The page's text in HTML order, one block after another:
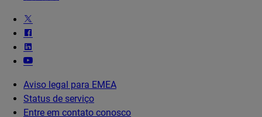
Aviso legal para EMEA
Status de serviço
Entre em contato conosco